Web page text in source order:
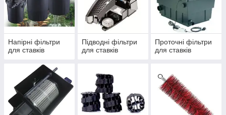
Напірні фільтри
для ставків
Підводні фільтри
для ставків
Проточні фільтри
для ставків